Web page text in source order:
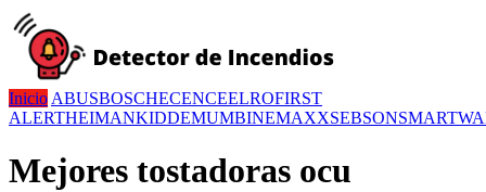
Inicio ABUSBOSCHECENCEELROFIRST
ALERTHEIMANKIDDEMUMBINEMAXXSEBSON
Mejores tostadoras ocu